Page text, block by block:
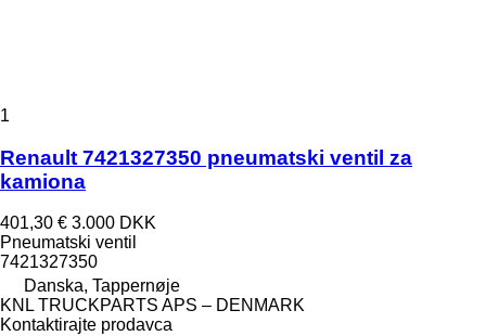
1
Renault 7421327350 pneumatski ventil za
kamiona
401,30 € 3.000 DKK
Pneumatski ventil
7421327350
Danska, Tappernøje
KNL TRUCKPARTS APS – DENMARK
Kontaktirajte prodavca